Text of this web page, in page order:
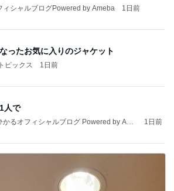
ィシャルブログPowered by Ameba 1日前
ったお気に入りのジャケット
ピックス 1日前
人で
かるオフィシャルブログ Powered by Ame
1日前